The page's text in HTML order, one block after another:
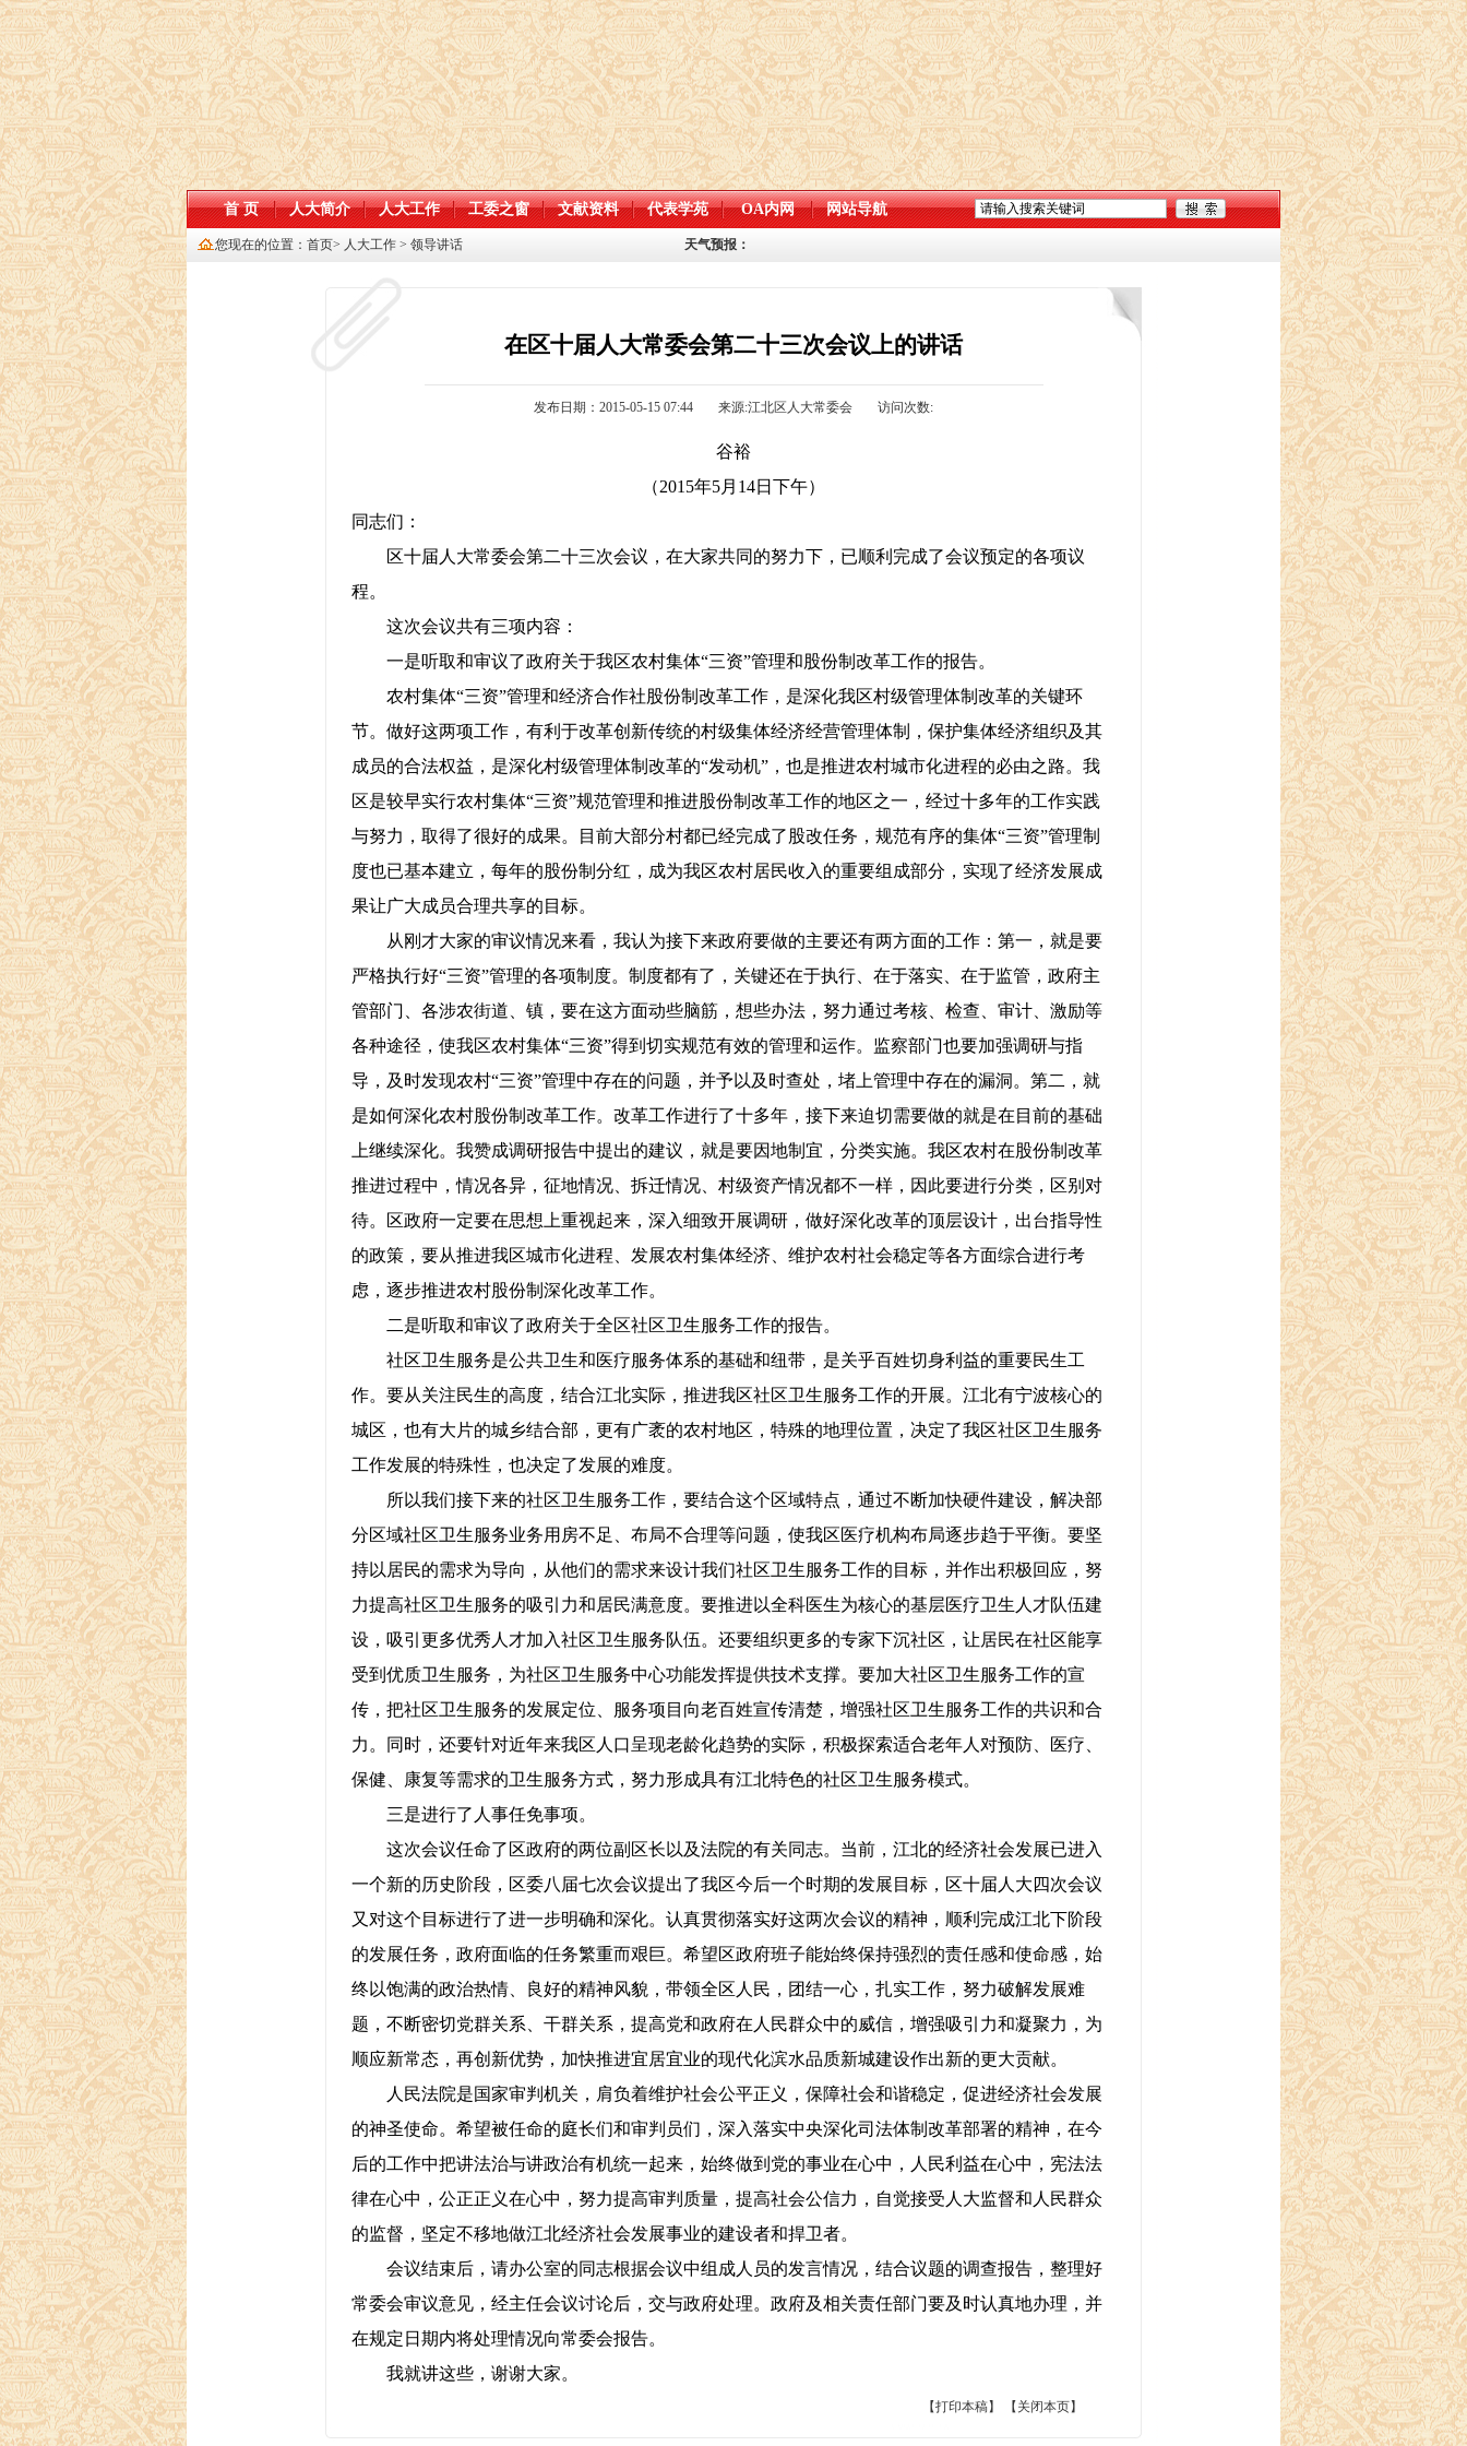
首 页 人大简介 人大工作 工委之窗 文献资料 代表学苑 OA内网 网站导航
您现在的位置： 首页> 人大工作 > 领导讲话 天气预报：
在区十届人大常委会第二十三次会议上的讲话
发布日期：2015-05-15 07:44 来源:江北区人大常委会 访问次数:
谷裕
（2015年5月 14日下午）
同志们：
区十届人大常委会第二十三次会议，在大家共同的努力下，已顺利完成了会议预定的各项议
程。
这次会议共有三项内容：
一是听取和审议了政府关于我区农村集体“三资”管理和股份制改革工作的报告。
农村集体“三资”管理和经济合作社股份制改革工作，是深化我区村级管理体制改革的关键环
节。做好这两项工作，有利于改革创新传统的村级集体经济经营管理体制，保护集体经济组织及其
成员的合法权益，是深化村级管理体制改革的“发动机”，也是推进农村城市化进程的必由之路。我
区是较早实行农村集体“三资”规范管理和推进股份制改革工作的地区之一，经过十多年的工作实践
与努力，取得了很好的成果。目前大部分村都已经完成了股改任务，规范有序的集体“三资”管理制
度也已基本建立，每年的股份制分红，成为我区农村居民收入的重要组成部分，实现了经济发展成
果让广大成员合理共享的目标。
从刚才大家的审议情况来看，我认为接下来政府要做的主要还有两方面的工作：第一，就是要
严格执行好“三资”管理的各项制度。制度都有了，关键还在于执行、在于落实、在于监管，政府主
管部门、各涉农街道、镇，要在这方面动些脑筋，想些办法，努力通过考核、检查、审计、激励等
各种途径，使我区农村集体“三资”得到切实规范有效的管理和运作。监察部门也要加强调研与指
导，及时发现农村“三资”管理中存在的问题，并予以及时查处，堵上管理中存在的漏洞。第二，就
是如何深化农村股份制改革工作。改革工作进行了十多年，接下来迫切需要做的就是在目前的基础
上继续深化。我赞成调研报告中提出的建议，就是要因地制宜，分类实施。我区农村在股份制改革
推进过程中，情况各异，征地情况、拆迁情况、村级资产情况都不一样，因此要进行分类，区别对
待。区政府一定要在思想上重视起来，深入细致开展调研，做好深化改革的顶层设计，出台指导性
的政策，要从推进我区城市化进程、发展农村集体经济、维护农村社会稳定等各方面综合进行考
虑，逐步推进农村股份制深化改革工作。
二是听取和审议了政府关于全区社区卫生服务工作的报告。
社区卫生服务是公共卫生和医疗服务体系的基础和纽带，是关乎百姓切身利益的重要民生工
作。要从关注民生的高度，结合江北实际，推进我区社区卫生服务工作的开展。江北有宁波核心的
城区，也有大片的城乡结合部，更有广袤的农村地区，特殊的地理位置，决定了我区社区卫生服务
工作发展的特殊性，也决定了发展的难度。
所以我们接下来的社区卫生服务工作，要结合这个区域特点，通过不断加快硬件建设，解决部
分区域社区卫生服务业务用房不足、布局不合理等问题，使我区医疗机构布局逐步趋于平衡。要坚
持以居民的需求为导向，从他们的需求来设计我们社区卫生服务工作的目标，并作出积极回应，努
力提高社区卫生服务的吸引力和居民满意度。要推进以全科医生为核心的基层医疗卫生人才队伍建
设，吸引更多优秀人才加入社区卫生服务队伍。还要组织更多的专家下沉社区，让居民在社区能享
受到优质卫生服务，为社区卫生服务中心功能发挥提供技术支撑。要加大社区卫生服务工作的宣
传，把社区卫生服务的发展定位、服务项目向老百姓宣传清楚，增强社区卫生服务工作的共识和合
力。同时，还要针对近年来我区人口呈现老龄化趋势的实际，积极探索适合老年人对预防、医疗、
保健、康复等需求的卫生服务方式，努力形成具有江北特色的社区卫生服务模式。
三是进行了人事任免事项。
这次会议任命了区政府的两位副区长以及法院的有关同志。当前，江北的经济社会发展已进入
一个新的历史阶段，区委八届七次会议提出了我区今后一个时期的发展目标，区十届人大四次会议
又对这个目标进行了进一步明确和深化。认真贯彻落实好这两次会议的精神，顺利完成江北下阶段
的发展任务，政府面临的任务繁重而艰巨。希望区政府班子能始终保持强烈的责任感和使命感，始
终以饱满的政治热情、良好的精神风貌，带领全区人民，团结一心，扎实工作，努力破解发展难
题，不断密切党群关系、干群关系，提高党和政府在人民群众中的威信，增强吸引力和凝聚力，为
顺应新常态，再创新优势，加快推进宜居宜业的现代化滨水品质新城建设作出新的更大贡献。
人民法院是国家审判机关，肩负着维护社会公平正义，保障社会和谐稳定，促进经济社会发展
的神圣使命。希望被任命的庭长们和审判员们，深入落实中央深化司法体制改革部署的精神，在今
后的工作中把讲法治与讲政治有机统一起来，始终做到党的事业在心中，人民利益在心中，宪法法
律在心中，公正正义在心中，努力提高审判质量，提高社会公信力，自觉接受人大监督和人民群众
的监督，坚定不移地做江北经济社会发展事业的建设者和捍卫者。
会议结束后，请办公室的同志根据会议中组成人员的发言情况，结合议题的调查报告，整理好
常委会审议意见，经主任会议讨论后，交与政府处理。政府及相关责任部门要及时认真地办理，并
在规定日期内将处理情况向常委会报告。
我就讲这些，谢谢大家。
【打印本稿】 【 关闭本页】